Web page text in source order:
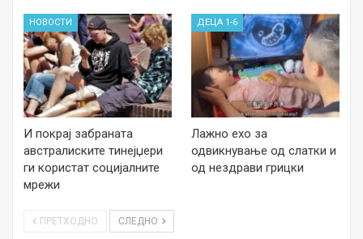
НОВОСТИ
И покрај забраната
австралиските тинејџери
ги користат социјалните
мрежи
ДЕЦА 1-6
Лажно ехо за
одвикнување од слатки и
од нездрави грицки
ПРЕТХОДНО СЛЕДНО